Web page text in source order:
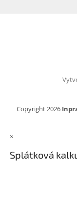
Copyright 2026
×
Splátková